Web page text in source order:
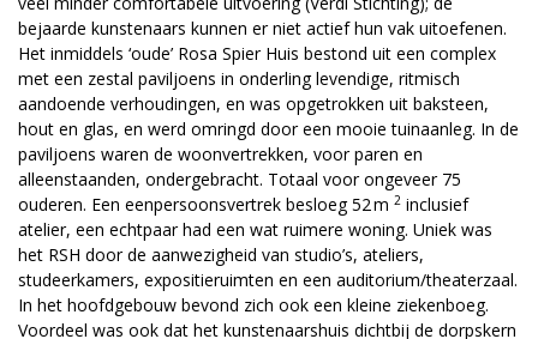
bejaarde kunstenaars kunnen er niet actief hun vak uitoefenen.
Het inmiddels ‘oude’ Rosa Spier Huis bestond uit een complex
met een zestal paviljoens in onderling levendige, ritmisch
aandoende verhoudingen, en was opgetrokken uit baksteen,
hout en glas, en werd omringd door een mooie tuinaanleg. In de
paviljoens waren de woonvertrekken, voor paren en
alleenstaanden, ondergebracht. Totaal voor ongeveer 75
ouderen. Een eenpersoonsvertrek besloeg 52 m 2inclusief
atelier, een echtpaar had een wat ruimere woning. Uniek was
het RSH door de aanwezigheid van studio’s, ateliers,
studeerkamers, expositieruimten en een auditorium/theaterzaal.
In het hoofdgebouw bevond zich ook een kleine ziekenboeg.
Voordeel was ook dat het kunstenaarshuis dichtbij de dorpskern